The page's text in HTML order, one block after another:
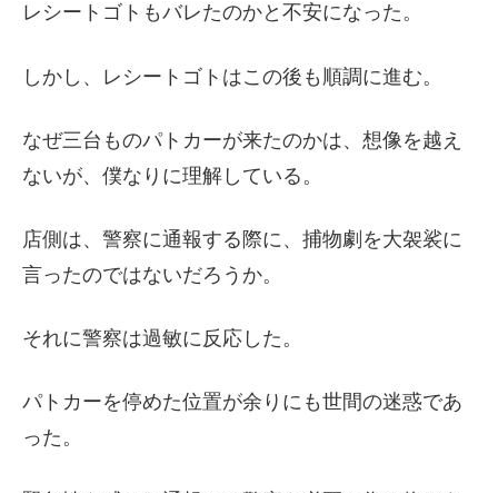
レシートゴトもバレたのかと不安になった。
しかし、レシートゴトはこの後も順調に進む。
なぜ三台ものパトカーが来たのかは、想像を越え
ないが、僕なりに理解している。
店側は、警察に通報する際に、捕物劇を大袈裟に
言ったのではないだろうか。
それに警察は過敏に反応した。
パトカーを停めた位置が余りにも世間の迷惑であ
った。